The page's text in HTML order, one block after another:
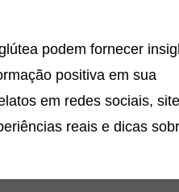
podem fornecer
positiva em sua
em redes sociais,
reais e dicas